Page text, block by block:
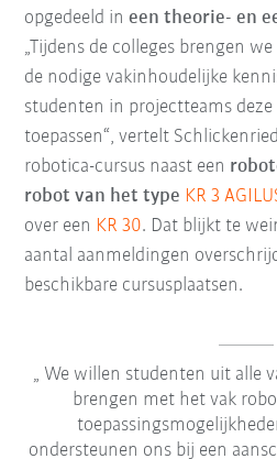
opgedeeld in een theorie- en
„Tijdens de colleges brengen
de nodige vakinhoudelijke
studenten in projectteams
toepassen“, vertelt
robotica-cursus naast een
robot van het type KR 3
over een KR 30. Dat blijkt te
aantal aanmeldingen
beschikbare cursusplaatsen.
We willen studenten uit alle
brengen met het vak
ondersteunen ons bij een